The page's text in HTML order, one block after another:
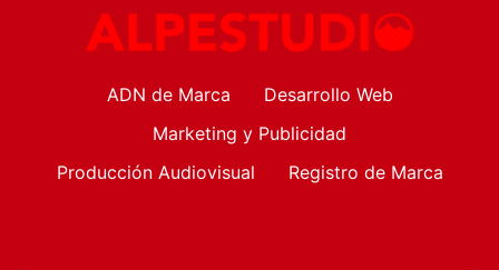
ADN de Marca
Desarrollo Web
Marketing y Publicidad
Producción Audiovisual
Registro de Marca